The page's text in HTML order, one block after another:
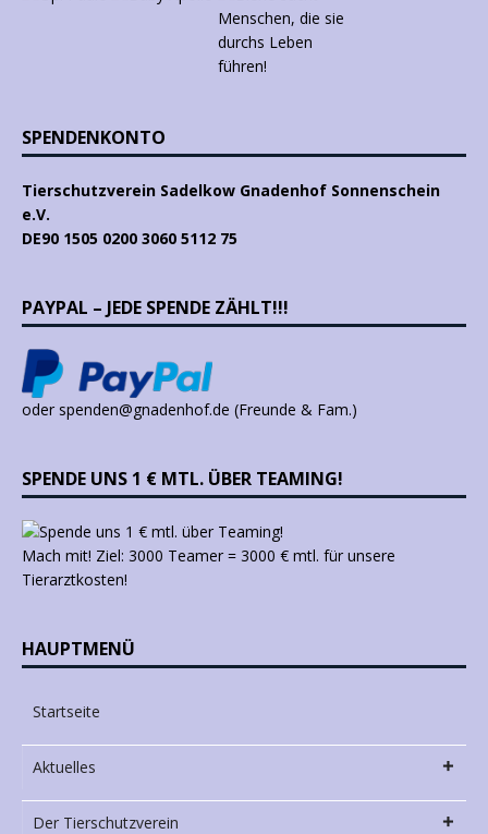
SPENDENKONTO
Tierschutzverein Sadelkow Gnadenhof Sonnenschein
e.V.
DE90 1505 0200 3060 5112 75
PAYPAL – JEDE SPENDE ZÄHLT!!!
oder spenden@gnadenhof.de (Freunde & Fam.)
SPENDE UNS 1 € MTL. ÜBER TEAMING!
Mach mit! Ziel: 3000 Teamer = 3000 € mtl. für unsere
Tierarztkosten!
HAUPTMENÜ
Startseite
Aktuelles
Der Tierschutzverein